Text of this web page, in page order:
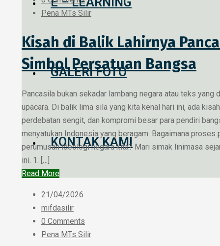
GALERI FOTO
KONTAK KAMI
Pena MTs Silir
Kisah di Balik Lahirnya
Simbol Persatuan Bangsa
Pancasila bukan sekadar lambang negara atau teks yang
upacara. Di balik lima sila yang kita kenal hari ini, ada
perdebatan sengit, dan kompromi besar para pendiri
menyatukan Indonesia yang beragam. Bagaimana proses
perumusan ideologi negara kita? Mari simak linimasa
ini. 1. […]
Read More
21/04/2026
mifdasilir
0 Comments
Pena MTs Silir